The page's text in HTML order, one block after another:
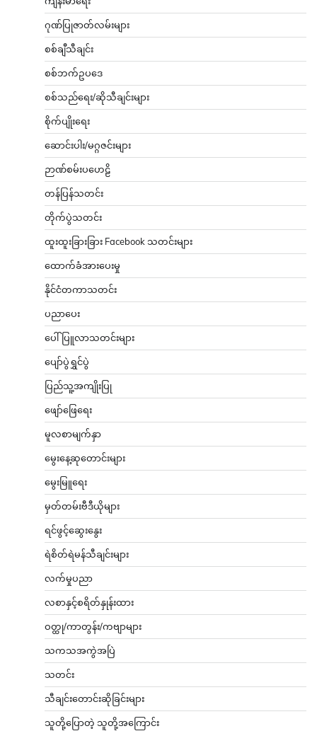
ဂုဏ်ပြုဇာတ်လမ်းများ
စစ်ချီသီချင်း
စစ်ဘက်ဥပဒေ
စစ်သည်ရေး/ဆိုသီချင်းများ
စိုက်ပျိုးရေး
ဆောင်းပါး/မဂ္ဂဇင်းများ
ဉာဏ်စမ်းပဟေဠိ
တန်ပြန်သတင်း
တိုက်ပွဲသတင်း
ထူးထူးခြားခြား Facebook သတင်းများ
ထောက်ခံအားပေးမှု
နိုင်ငံတကာသတင်း
ပညာပေး
ပေါ်ပြူလာသတင်းများ
ပျော်ပွဲရွှင်ပွဲ
ပြည်သူ့အကျိုးပြု
ဖျော်ဖြေရေး
မူလစာမျက်နှာ
မွေးနေ့ဆုတောင်းများ
မွေးမြူရေး
မှတ်တမ်းဗီဒီယိုများ
ရင်ဖွင့်ဆွေးနွေး
ရဲစိတ်ရဲမန်သီချင်းများ
လက်မှုပညာ
လစာနှင့်စရိတ်နှုန်းထား
ဝတ္ထု/ကာတွန်း/ကဗျာများ
သကသအကွဲအပြဲ
သတင်း
သီချင်းတောင်းဆိုခြင်းများ
သူတို့ပြောတဲ့ သူတို့အကြောင်း